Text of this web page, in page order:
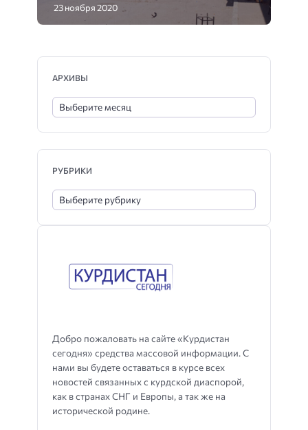
23 ноября 2020
Добро пожаловать на сайте «Курдистан
сегодня» средства массовой информации. С
нами вы будете оставаться в курсе всех
новостей связанных с курдской диаспорой,
как в странах СНГ и Европы, а так же на
исторической родине.
АРХИВЫ
РУБРИКИ